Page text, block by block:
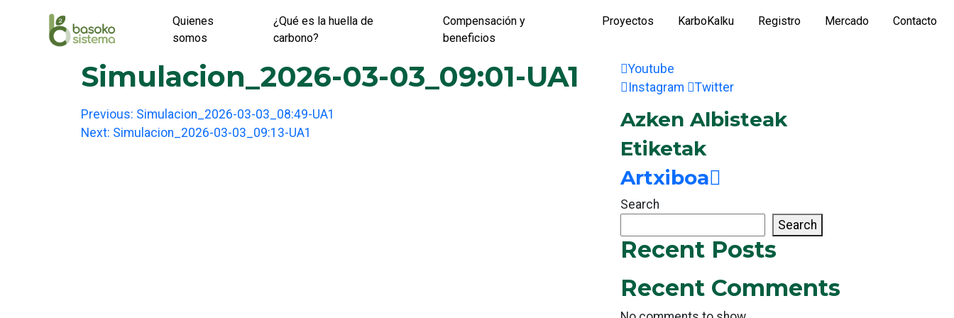
Quienes
somos
¿Qué es la huella de
carbono?
Compensación y
beneficios
Proyectos KarboKalku Registro Mercado Contacto
Simulacion_2026-03-03_09:01-UA1
Post
navigation
Previous: Simulacion_2026-03-03_08:49-UA1
Next: Simulacion_2026-03-03_09:13-UA1
Youtube
Instagram
Twitter
Azken Albisteak
Etiketak
Artxiboa
Search
Search
Recent Posts
Recent Comments